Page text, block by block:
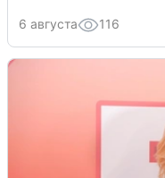
6 августа 116